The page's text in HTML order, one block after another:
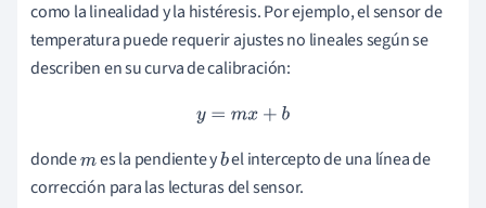
como la linealidad y la histéresis. Por ejemplo, el sensor de
temperatura puede requerir ajustes no lineales según se
describen en su curva de calibración:
y=mx+ b
dondem es la pendiente ybel intercepto de una línea de
corrección para las lecturas del sensor.